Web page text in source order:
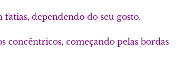
dependendo do seu gosto.
concêntricos, começando pelas bordas